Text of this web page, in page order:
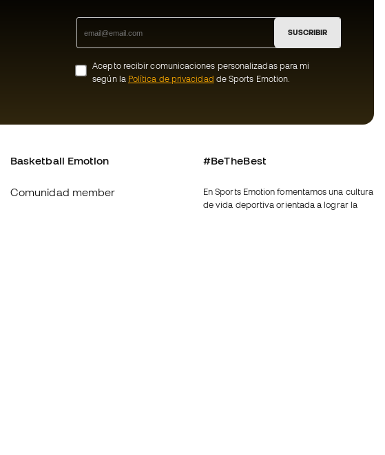
SUSCRIBIR
Acepto recibir comunicaciones personalizadas para mi
según la Política de privacidad de Sports Emotion.
Basketball Emotion
Comunidad member
#BeTheBest
En Sports Emotion fomentamos una cultura
de vida deportiva orientada a lograr la